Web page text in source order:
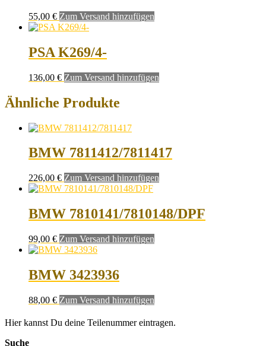
55,00 € Zum Versand hinzufügen
PSA K269/4-
136,00 € Zum Versand hinzufügen
Ähnliche Produkte
BMW 7811412/7811417
226,00 € Zum Versand hinzufügen
BMW 7810141/7810148/DPF
99,00 € Zum Versand hinzufügen
BMW 3423936
88,00 € Zum Versand hinzufügen
Hier kannst Du deine Teilenummer eintragen.
Suche